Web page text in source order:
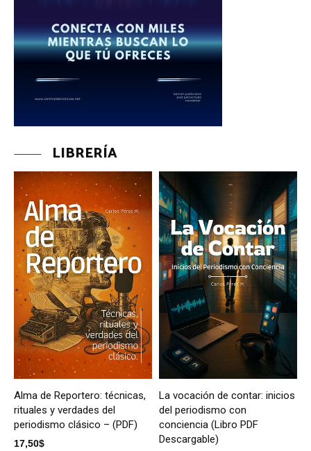
LIBRERÍA
Alma de Reportero: técnicas,
rituales y verdades del
periodismo clásico – (PDF)
17,50$
La vocación de contar: inicios
del periodismo con
conciencia (Libro PDF
Descargable)